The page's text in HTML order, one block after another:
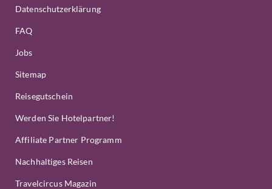
Datenschutzerklärung
FAQ
Jobs
Sitemap
Reisegutschein
Werden Sie Hotelpartner!
Affiliate Partner Programm
Nachhaltiges Reisen
Travelcircus Magazin